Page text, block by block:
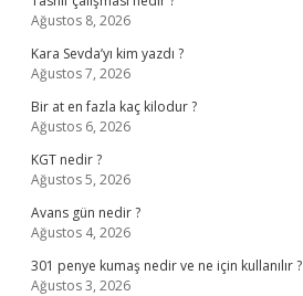
Ağustos 8, 2026
Kara Sevda’yı kim yazdı ?
Ağustos 7, 2026
Bir at en fazla kaç kilodur ?
Ağustos 6, 2026
KGT nedir ?
Ağustos 5, 2026
Avans gün nedir ?
Ağustos 4, 2026
301 penye kumaş nedir ve ne için kullanılır ?
Ağustos 3, 2026